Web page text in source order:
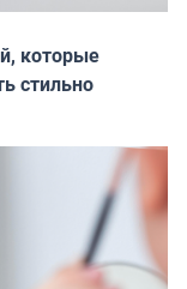
которые
стильно